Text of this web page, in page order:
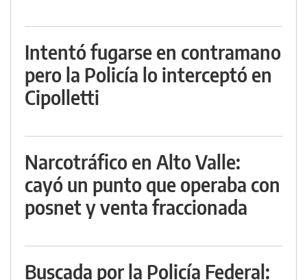
Intentó fugarse en contramano
pero la Policía lo interceptó en
Cipolletti
Narcotráfico en Alto Valle:
cayó un punto que operaba con
posnet y venta fraccionada
Buscada por la Policía Federal: